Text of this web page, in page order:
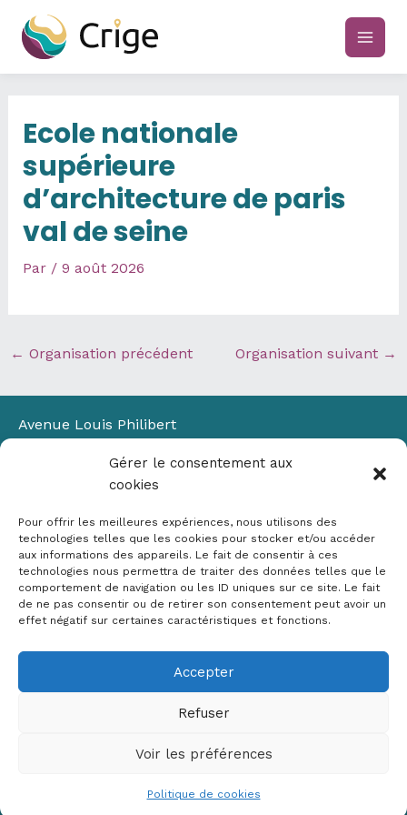
Gérer le consentement aux
cookies
Pour offrir les meilleures expériences, nous utilisons des
technologies telles que les cookies pour stocker et/ou accéder
aux informations des appareils. Le fait de consentir à ces
technologies nous permettra de traiter des données telles que le
comportement de navigation ou les ID uniques sur ce site. Le fait
de ne pas consentir ou de retirer son consentement peut avoir un
effet négatif sur certaines caractéristiques et fonctions.
Accepter
Refuser
Voir les préférences
Politique de cookies
contenu
main
Ecole nationale
supérieure
d’architecture de paris
val de seine
Par / 9 août 2026
← Organisation précédent Organisation suivant →
Avenue Louis Philibert
Bâtiment Laennec
13100 Aix-en-Provence
✉ contact@crige-paca.org
Mentions légales
RGPD
Copyright © 2026 Crige PACA